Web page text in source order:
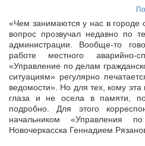
«Чем занимаются у нас в
вопрос прозвучал недавно по
администрации. Вообще-то
работе местного аварийно-
«Управление по делам
ситуациям» регулярно
ведомости». Но для тех, кому
глаза и не осела в памяти,
подробно. Для этого
начальником
Новочеркасска Геннадием